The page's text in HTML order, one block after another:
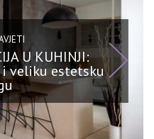
U KUHINJI:
veliku estetsku